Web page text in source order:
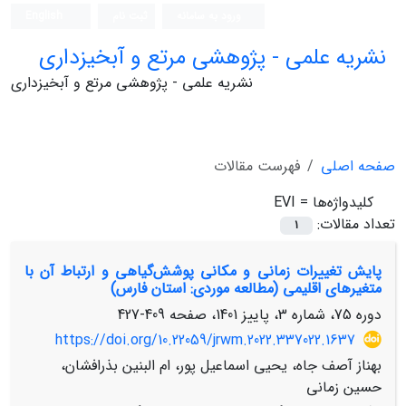
نشریه علمی - پژوهشی مرتع و آبخیزداری
نشریه علمی - پژوهشی مرتع و آبخیزداری
صفحه اصلی
فهرست مقالات
کلیدواژه‌ها = EVI
تعداد مقالات:
1
پایش تغییرات زمانی و مکانی پوشش‌گیاهی و ارتباط آن با
متغیرهای اقلیمی (مطالعه موردی: استان فارس)
دوره 75، شماره 3، پاییز 1401، صفحه
409-427
https://doi.org/10.22059/jrwm.2022.337022.1637
بهناز آصف جاه، یحیی اسماعیل پور، ام البنین بذرافشان،
حسین زمانی